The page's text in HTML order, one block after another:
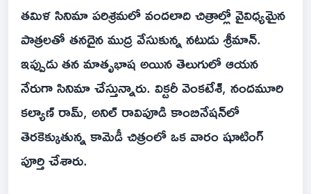
తమిళ సినిమా పరిశ్రమలో వందలాది చిత్రాల్లో వైవిధ్యమైన
పాత్రలతో తనదైన ముద్ర వేసుకున్న నటుడు శ్రీమాన్.
ఇప్పుడు తన మాతృభాష అయిన తెలుగులో ఆయన
నేరుగా సినిమా చేస్తున్నారు. విక్టరీ వెంకటేశ్, నందమూరి
కల్యాణ్ రామ్, అనిల్ రావిపూడి కాంబినేషన్‌లో
తెరకెక్కుతున్న కామెడీ చిత్రంలో ఒక వారం షూటింగ్
పూర్తి చేశారు.